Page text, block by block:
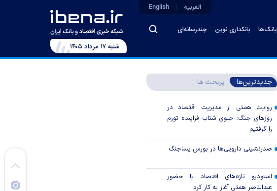
بانک‌ها بانکداری نوین چندرسانه‌ای
العربیه English
شنبه ۱۷ مرداد ۱۴۰۵
جدیدترین‌ها پربحث ها
روایت همتی از مدیریت اقتصاد در
روزهای جنگ: جلوی شتاب فزاینده تورم
را گرفتیم
صدرنشینی دارویی‌ها در بورس پساجنگ
استودیو تازه‌های اقتصاد با حضور
عبدالناصر همتی آغاز به کار کرد